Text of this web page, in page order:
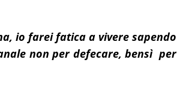
io farei fatica a vivere sapendo
non per defecare, bensì per